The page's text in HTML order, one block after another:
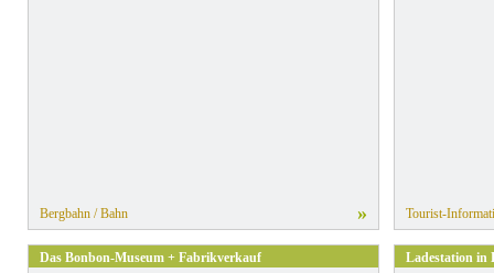
Bergbahn / Bahn » Tourist-
Das Bonbon-Museum + Fabrikverkauf Ladestation in